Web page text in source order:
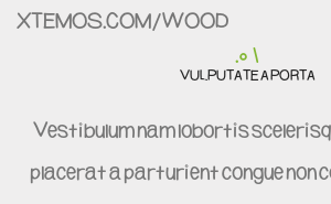
XTEMOS.COM/WOOD
01.
VULPUTATE A PORTA
Vestibulum nam lobortis
placerat a parturient congue non